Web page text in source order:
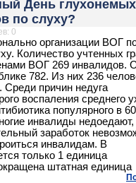
День
по слуху?
0
организации ВОГ
Количество учтенных
ВОГ 269 инвалидов.
782. Из них 236
Среди причин недуга
воспаления среднего
популярного в
инвалиды недоедают,
заработок
инвалидам. В
только 1 единица
штатная единица